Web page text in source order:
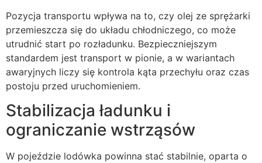
Pozycja transportu wpływa na to, czy olej ze sprężarki
przemieszcza się do układu chłodniczego, co może
utrudnić start po rozładunku. Bezpieczniejszym
standardem jest transport w pionie, a w wariantach
awaryjnych liczy się kontrola kąta przechyłu oraz czas
postoju przed uruchomieniem.
Stabilizacja ładunku i
ograniczanie wstrząsów
W pojeździe lodówka powinna stać stabilnie, oparta o